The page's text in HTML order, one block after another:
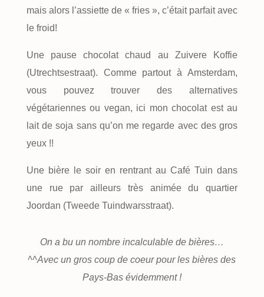
mais alors l’assiette de « fries », c’était parfait avec
le froid!
Une pause chocolat chaud au Zuivere Koffie
(Utrechtsestraat). Comme partout à Amsterdam,
vous pouvez trouver des alternatives
végétariennes ou vegan, ici mon chocolat est au
lait de soja sans qu’on me regarde avec des gros
yeux !!
Une bière le soir en rentrant au Café Tuin dans
une rue par ailleurs très animée du quartier
Joordan (Tweede Tuindwarsstraat).
On a bu un nombre incalculable de bières…
^^Avec un gros coup de coeur pour les bières des
Pays-Bas évidemment !